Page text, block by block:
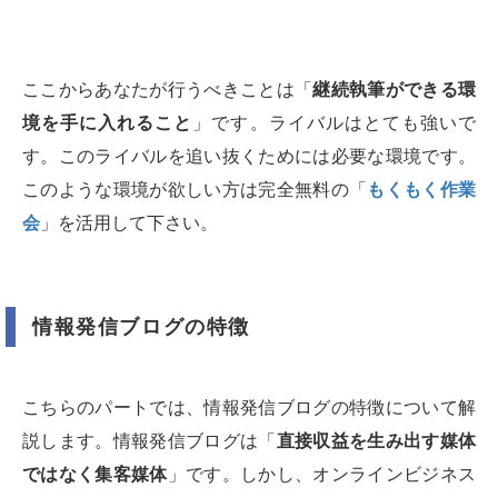
ここからあなたが行うべきことは「継続執筆ができる環
境を手に入れること 」です。ライバルはとても強いで
す。このライバルを追い抜くためには必要な環境です。
このような環境が欲しい方は完全無料の「 もくもく作業
会 」を活用して下さい。
情報発信ブログの特徴
こちらのパートでは、情報発信ブログの特徴について解
説します。情報発信ブログは「 直接収益を生み出す媒体
ではなく集客媒体」です。しかし、オンラインビジネス